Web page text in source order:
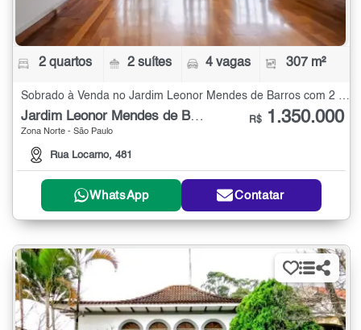
2 quartos 2 suítes 4 vagas 307 m²
Sobrado à Venda no Jardim Leonor Mendes de Barros com 2 quartos - 307 m²
Jardim Leonor Mendes de Barros
Zona Norte - São Paulo
Rua Locarno, 481
R$ 1.350.000
WhatsApp Contatar